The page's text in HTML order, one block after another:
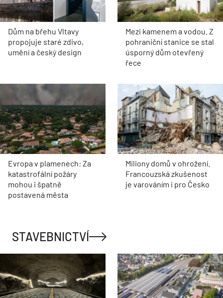
Dům na břehu Vltavy
propojuje staré zdivo,
umění a český design
Mezi kamenem a vodou. Z
pohraniční stanice se stal
úsporný dům otevřený
řece
Evropa v plamenech: Za
katastrofální požáry
mohou i špatně
postavená města
Miliony domů v ohrožení.
Francouzská zkušenost
je varováním i pro Česko
STAVEBNICTVÍ